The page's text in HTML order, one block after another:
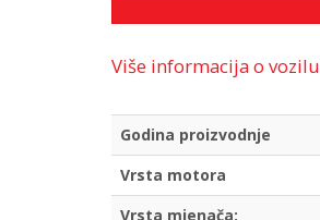
Više informacija o vozilu
Godina proizvodnje
Vrsta motora
Vrsta mjenača: